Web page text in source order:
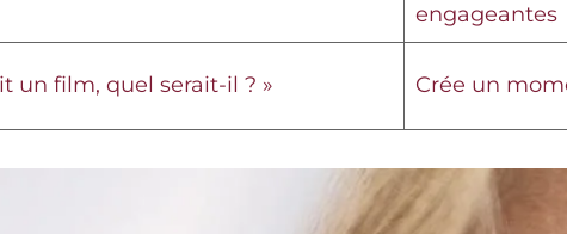
engageantes
un film, quel serait-il ? » Crée un